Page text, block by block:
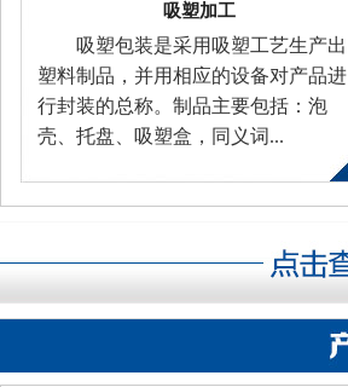
吸塑加工
吸塑包装是采用吸塑工艺生产出
塑料制品，并用相应的设备对产品进
行封装的总称。制品主要包括：泡
壳、托盘、吸塑盒，同义词...